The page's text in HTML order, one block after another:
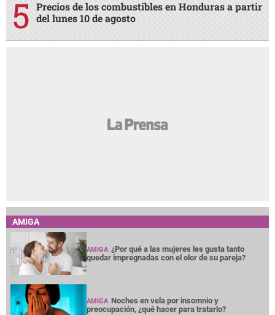
Precios de los combustibles en Honduras a partir
del lunes 10 de agosto
AMIGA
AMIGA ¿Por qué a las mujeres les gusta tanto
quedar impregnadas con el olor de su pareja?
AMIGA Noches en vela por insomnio y
preocupación, ¿qué hacer para tratarlo?